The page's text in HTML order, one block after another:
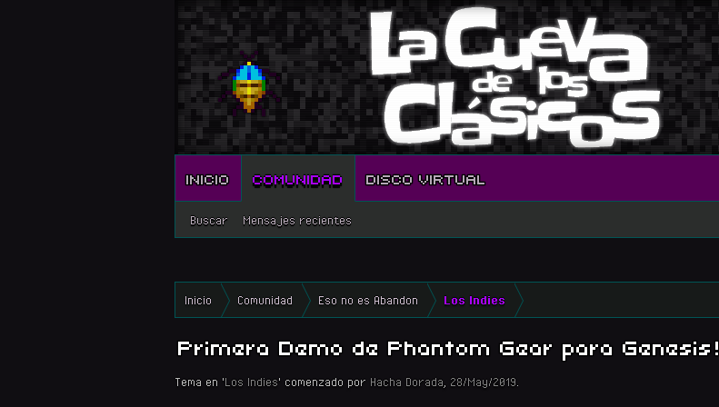
INICIO COMUNIDAD
Buscar Mensajes recientes
DISCO VIRTUAL
Inicio Comunidad Eso no es Abandon Los Indies
Primera Demo de Phantom Gear para Genesis!
Tema en 'Los Indies' comenzado por Hacha Dorada 28/May/2019